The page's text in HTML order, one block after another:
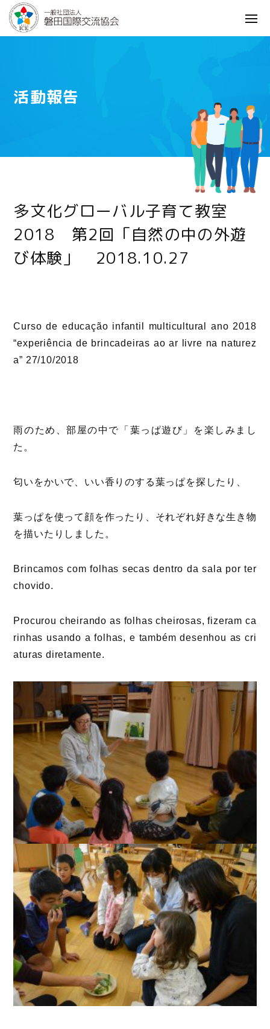
活動報告
多文化グローバル子育て教室
2018 第2回「自然の中の外遊
び体験」 2018.10.27
Curso de educação infantil multicultural ano 2018
“experiência de brincadeiras ao ar livre na naturez
a” 27/10/2018
雨のため、部屋の中で「葉っぱ遊び」を楽しみまし
た。
匂いをかいで、いい香りのする葉っぱを探したり、
葉っぱを使って顔を作ったり、それぞれ好きな生き物
を描いたりしました。
Brincamos com folhas secas dentro da sala por ter
chovido.
Procurou cheirando as folhas cheirosas, fizeram ca
rinhas usando a folhas, e também desenhou as cri
aturas diretamente.